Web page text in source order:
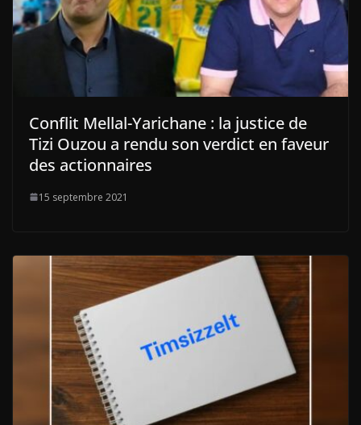
Conflit Mellal-Yarichane : la justice de
Tizi Ouzou a rendu son verdict en faveur
des actionnaires
15 septembre 2021